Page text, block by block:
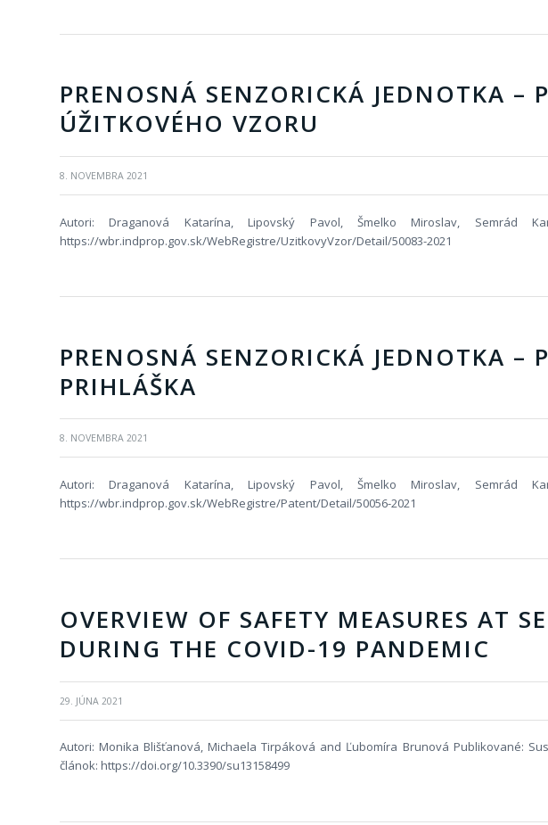
PRENOSNÁ SENZORICKÁ JEDNOTKA –
ÚŽITKOVÉHO VZORU
8. NOVEMBRA 2021
Autori: Draganová Katarína, Lipovský Pavol, Šmelko Miroslav, Semrád
https://wbr.indprop.gov.sk/WebRegistre/UzitkovyVzor/Detail/50083-2021
PRENOSNÁ SENZORICKÁ JEDNOTKA –
PRIHLÁŠKA
8. NOVEMBRA 2021
Autori: Draganová Katarína, Lipovský Pavol, Šmelko Miroslav, Semrád
https://wbr.indprop.gov.sk/WebRegistre/Patent/Detail/50056-2021
OVERVIEW OF SAFETY MEASURES AT
DURING THE COVID-19 PANDEMIC
29. JÚNA 2021
Autori: Monika Blišťanová, Michaela Tirpáková and Ľubomíra Brunová Publikované:
článok: https://doi.org/10.3390/su13158499